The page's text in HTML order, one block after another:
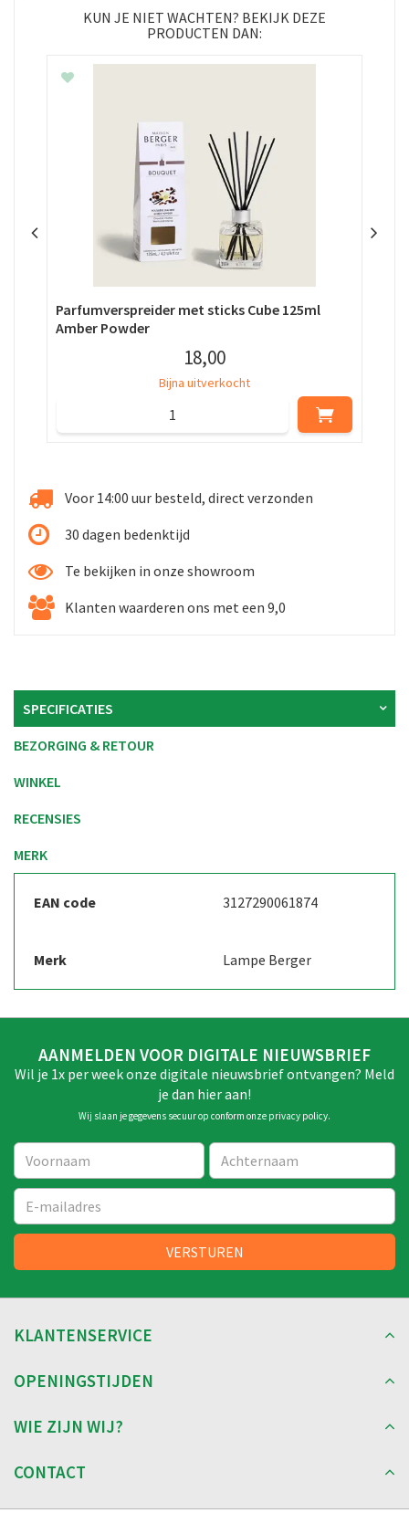
KUN JE NIET WACHTEN? BEKIJK DEZE
PRODUCTEN DAN:
Parfumverspreider met sticks Cube 125ml
Amber Powder
18,00
Bijna uitverkocht
Voor 14:00 uur besteld, direct verzonden
30 dagen bedenktijd
Te bekijken in onze showroom
Klanten waarderen ons met een 9,0
SPECIFICATIES
BEZORGING & RETOUR
WINKEL
RECENSIES
MERK
EAN code 3127290061874
Merk Lampe Berger
AANMELDEN VOOR DIGITALE NIEUWSBRIEF
Wil je 1x per week onze digitale nieuwsbrief ontvangen? Meld
je dan hier aan!
Wij slaan je gegevens secuur op conform onze privacy policy.
KLANTENSERVICE
OPENINGSTIJDEN
WIE ZIJN WIJ?
CONTACT